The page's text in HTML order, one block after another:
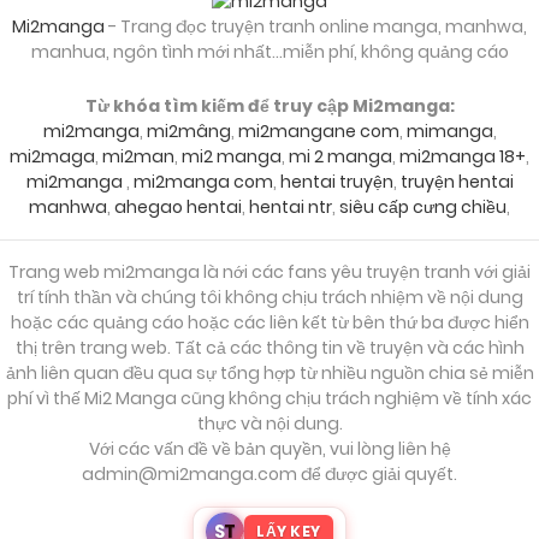
Chapter 921 01/08/2026
Chapter 920 01/08/2026
Chapter 919
Chapter 918 01/08/2026
Chapter 917 01/08/2026
Chapter 916 01/08/2026
Mi2manga - Trang đọc truyện tranh online manga, manhwa,
manhua, ngôn tình mới nhất...miễn phí, không quảng cáo
Từ khóa tìm kiếm để truy cập Mi2manga:
mi2manga, mi2mâng, mi2mangane com, mimanga,
mi2maga, mi2man, mi2 manga, mi 2 manga, mi2manga 18+,
mi2manga , mi2manga com, hentai truyện, truyện hentai
manhwa, ahegao hentai, hentai ntr, siêu cấp cưng chiều,
Trang web mi2manga là nới các fans yêu truyện tranh với giải
trí tính thần và chúng tôi không chịu trách nhiệm về nội dung
hoặc các quảng cáo hoặc các liên kết từ bên thứ ba được hiển
thị trên trang web. Tất cả các thông tin về truyện và các hình
ảnh liên quan đều qua sự tổng hợp từ nhiều nguồn chia sẻ miễn
phí vì thế Mi2 Manga cũng không chịu trách nghiệm về tính xác
thực và nội dung.
Với các vấn đề về bản quyền, vui lòng liên hệ
admin@mi2manga.com để được giải quyết.
ST LẤY KEY